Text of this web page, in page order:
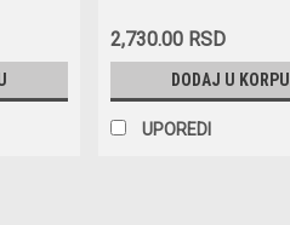
/
2,730.00 RSD
DODAJ U KORPU
UPOREDI